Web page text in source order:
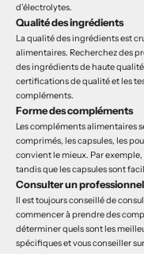
d'électrolytes.
Qualité des ingrédients
La qualité des ingrédients est
alimentaires. Recherchez des
des ingrédients de haute
certifications de qualité et les
compléments.
Forme des compléments
Les compléments alimentaires
comprimés, les capsules, les
convient le mieux. Par
tandis que les capsules sont
Consulter un professionnel
Il est toujours conseillé de
commencer à prendre des
déterminer quels sont les
spécifiques et vous conseiller